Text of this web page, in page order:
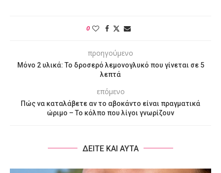
0
προηγούμενο
Μόνο 2 υλικά: Το δροσερό λεμονογλυκό που γίνεται σε 5
λεπτά
επόμενο
Πώς να καταλάβετε αν το αβοκάντο είναι πραγματικά
ώριμο – Το κόλπο που λίγοι γνωρίζουν
ΔΕΙΤΕ ΚΑΙ ΑΥΤΑ